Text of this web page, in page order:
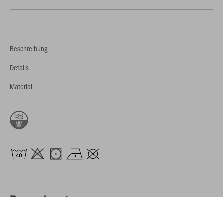
Beschreibung
Details
Material